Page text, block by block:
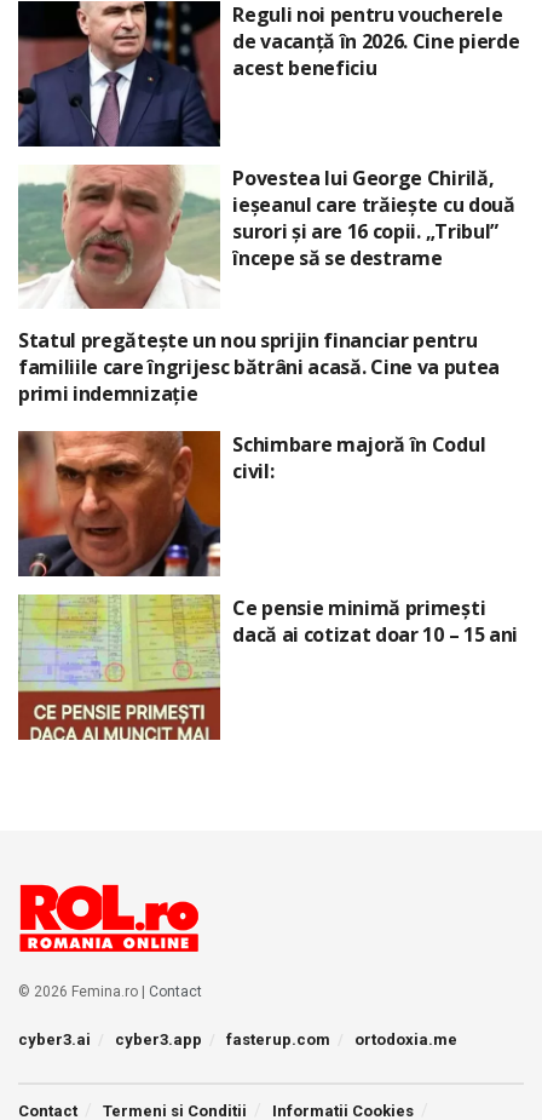
Reguli noi pentru voucherele
de vacanță în 2026. Cine pierde
acest beneficiu
Povestea lui George Chirilă,
ieșeanul care trăiește cu două
surori și are 16 copii. „Tribul”
începe să se destrame
Statul pregătește un nou sprijin financiar pentru
familiile care îngrijesc bătrâni acasă. Cine va putea
primi indemnizație
Schimbare majoră în Codul
civil:
Ce pensie minimă primești
dacă ai cotizat doar 10 – 15 ani
© 2026 Femina.ro | Contact
cyber3.ai cyber3.app fasterup.com ortodoxia.me
Contact Termeni si Conditii Informatii Cookies